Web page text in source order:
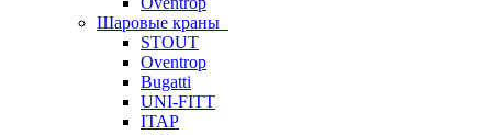
Шаровые краны
STOUT
Oventrop
Bugatti
UNI-FITT
ITAP